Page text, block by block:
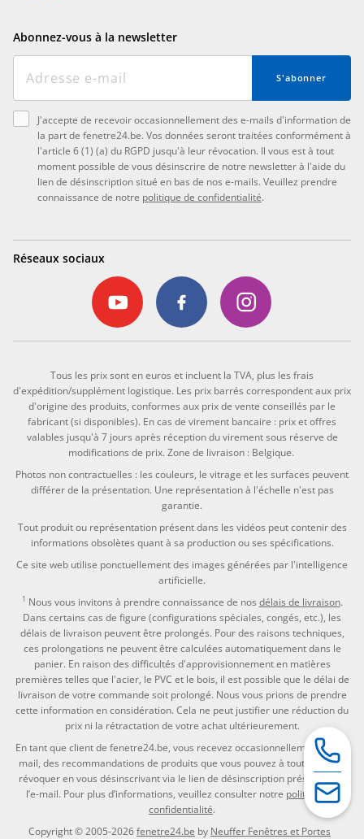
Abonnez-vous à la newsletter
S'abonner
J'accepte de recevoir occasionnellement des e-mails d'information de
la part de fenetre24.be. Vos données seront traitées conformément à
l'article 6 (1) (a) du RGPD jusqu'à leur révocation. Il vous est à tout
moment possible de vous désinscrire de notre newsletter à l'aide du
lien de désinscription situé en bas de nos e-mails. Veuillez prendre
connaissance de notre politique de confidentialité.
Réseaux sociaux
Tous les prix sont en euros et incluent la TVA, plus les frais
d'expédition/supplément logistique. Les prix barrés correspondent aux prix
d'origine des produits, conformes aux prix de vente conseillés par le
fabricant (si disponibles). En cas de virement bancaire : prix et offres
valables jusqu'à 7 jours après réception du virement sous réserve de
modifications de prix. Zone de livraison : Belgique.
Photos non contractuelles : les couleurs, le vitrage et les surfaces peuvent
différer de la présentation. Une représentation à l'échelle n'est pas
garantie.
Tout produit ou représentation présent dans les vidéos peut contenir des
informations obsolètes quant à sa production ou ses spécifications.
Ce site web utilise ponctuellement des images générées par l'intelligence
artificielle.
1 Nous vous invitons à prendre connaissance de nos délais de livraison.
Dans certains cas de figure (configurations spéciales, congés, etc.), les
délais de livraison peuvent être prolongés. Pour des raisons techniques,
ces prolongations ne peuvent être calculées automatiquement dans le
panier. En raison des difficultés d'approvisionnement en matières
premières telles que l'acier, le PVC et le bois, il est possible que le délai de
livraison de votre commande soit prolongé. Nous vous prions de prendre
cette information en considération. Cela ne peut justifier une réduction du
prix ni la rétractation de votre achat ultérieurement.
En tant que client de fenetre24.be, vous recevez occasionnellement par e-
mail, des recommandations de produits que vous pouvez à tout moment
révoquer en vous désinscrivant via le lien de désinscription présent dans
l’e-mail. Pour plus d’informations, veuillez consulter notre politique de
confidentialité.
Copyright © 2005-2026fenetre24.be by Neuffer Fenêtres et Portes